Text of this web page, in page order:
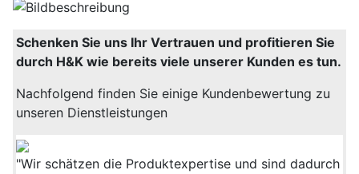
Schenken Sie uns Ihr Vertrauen und profitieren Sie
durch H&K wie bereits viele unserer Kunden es tun.
Nachfolgend finden Sie einige Kundenbewertung zu
unseren Dienstleistungen
"Wir schätzen die Produktexpertise und sind dadurch